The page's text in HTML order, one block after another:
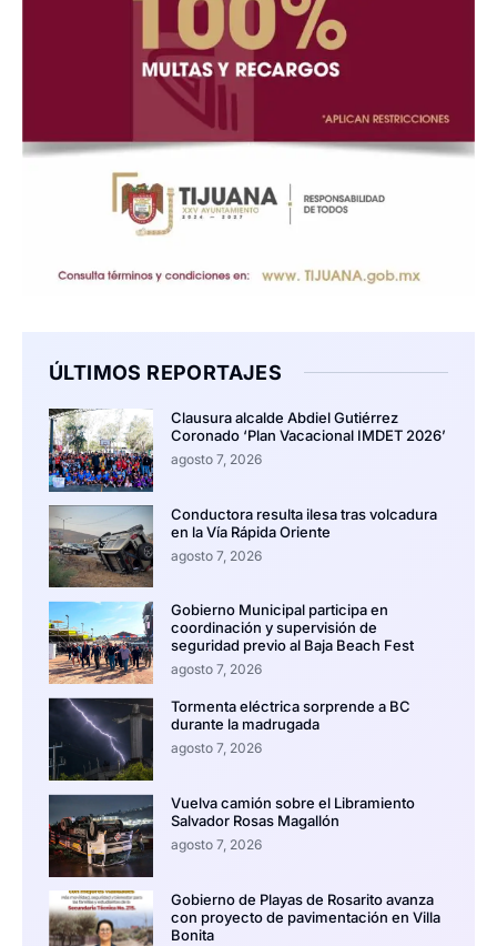
ÚLTIMOS REPORTAJES
Clausura alcalde Abdiel Gutiérrez
Coronado ‘Plan Vacacional IMDET 2026’
agosto 7, 2026
Conductora resulta ilesa tras volcadura
en la Vía Rápida Oriente
agosto 7, 2026
Gobierno Municipal participa en
coordinación y supervisión de
seguridad previo al Baja Beach Fest
agosto 7, 2026
Tormenta eléctrica sorprende a BC
durante la madrugada
agosto 7, 2026
Vuelva camión sobre el Libramiento
Salvador Rosas Magallón
agosto 7, 2026
Gobierno de Playas de Rosarito avanza
con proyecto de pavimentación en Villa
Bonita